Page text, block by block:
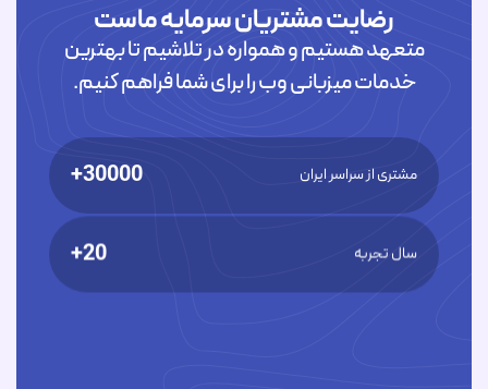
رضایت مشتریان سرمایه ماست
متعهد هستیم و همواره در تلاشیم تا بهترین
خدمات میزبانی وب را برای شما فراهم کنیم.
مشتری از سراسر ایران 30000+
سال تجربه 20+